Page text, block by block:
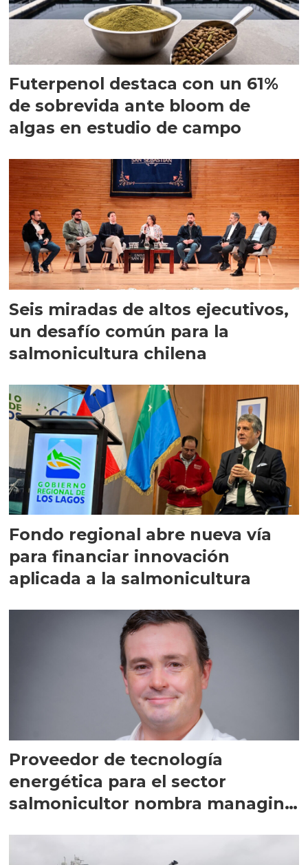
Futerpenol destaca con un 61%
de sobrevida ante bloom de
algas en estudio de campo
Seis miradas de altos ejecutivos,
un desafío común para la
salmonicultura chilena
Fondo regional abre nueva vía
para financiar innovación
aplicada a la salmonicultura
Proveedor de tecnología
energética para el sector
salmonicultor nombra managing